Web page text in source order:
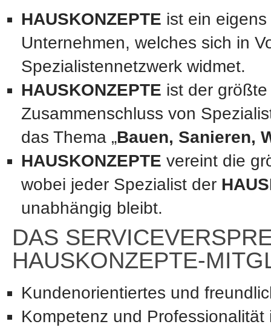
HAUSKONZEPTE ist ein
Unternehmen, welches sich in
Spezialistennetzwerk widmet.
HAUSKONZEPTE ist der
Zusammenschluss von
das Thema „Bauen, Sanieren,
HAUSKONZEPTE vereint die
wobei jeder Spezialist der
unabhängig bleibt.
DAS
HAUSKONZEPTE-
Kundenorientiertes und
Kompetenz und